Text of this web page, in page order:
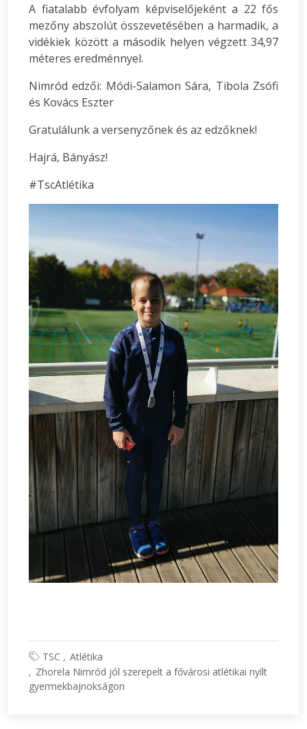
A fiatalabb évfolyam képviselőjeként a 22 fős
mezőny abszolút összevetésében a harmadik, a
vidékiek között a második helyen végzett 34,97
méteres eredménnyel.
Nimród edzői: Módi-Salamon Sára, Tibola Zsófi
és Kovács Eszter
Gratulálunk a versenyzőnek és az edzőknek!
Hajrá, Bányász!
#TscAtlétika
TSC
Atlétika
Zhorela Nimród jól szerepelt a fővárosi atlétikai nyílt
gyermekbajnokságon